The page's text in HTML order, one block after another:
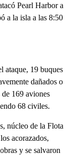
Pearl Harbor a
a la isla a las 8:50
ataque, 19 buques
dañados o
169 aviones
68 civiles.
núcleo de la Flota
acorazados,
y se salvaron